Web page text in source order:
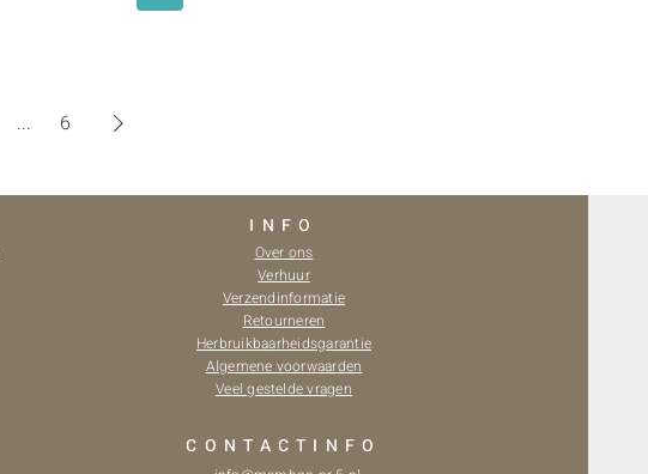
... 6
INFO
Over ons
Verhuur
Verzendinformatie
Retourneren
Herbruikbaarheidsgarantie
Algemene voorwaarden
Veel gestelde vragen
CONTACTINFO